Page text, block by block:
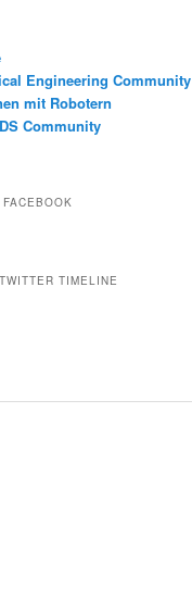
Engineering Community
mit Robotern
Community
TIMELINE